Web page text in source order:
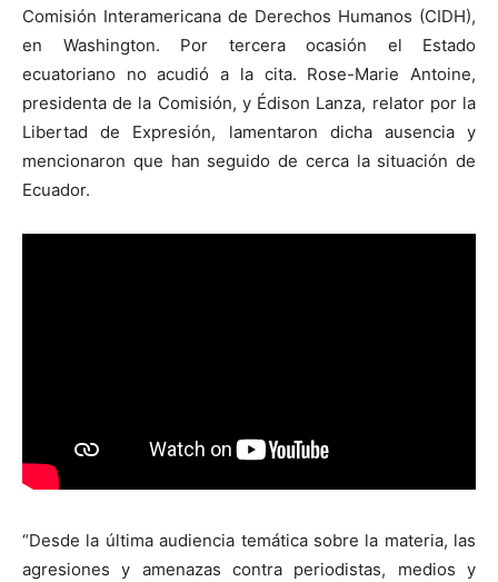
Comisión Interamericana de Derechos Humanos (CIDH),
en Washington. Por tercera ocasión el Estado
ecuatoriano no acudió a la cita. Rose-Marie Antoine,
presidenta de la Comisión, y Édison Lanza, relator por la
Libertad de Expresión, lamentaron dicha ausencia y
mencionaron que han seguido de cerca la situación de
Ecuador.
“Desde la última audiencia temática sobre la materia, las
agresiones y amenazas contra periodistas, medios y